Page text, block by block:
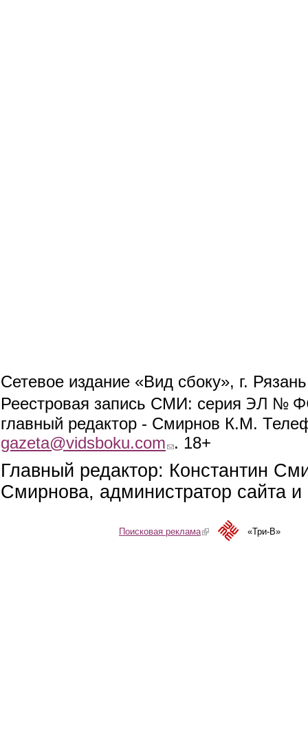
Сетевое издание «Вид сбоку», г.
Реестровая запись СМИ: серия ЭЛ №
главный редактор - Смирнов К.М.
gazeta@vidsboku.com (link sends e-mail)
. 18+
Главный редактор: Константин
Смирнова, администратор сайта
Поисковая реклама(link is external)«Три-В»